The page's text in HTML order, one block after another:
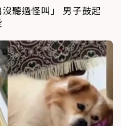
聽過怪叫」 男子鼓起